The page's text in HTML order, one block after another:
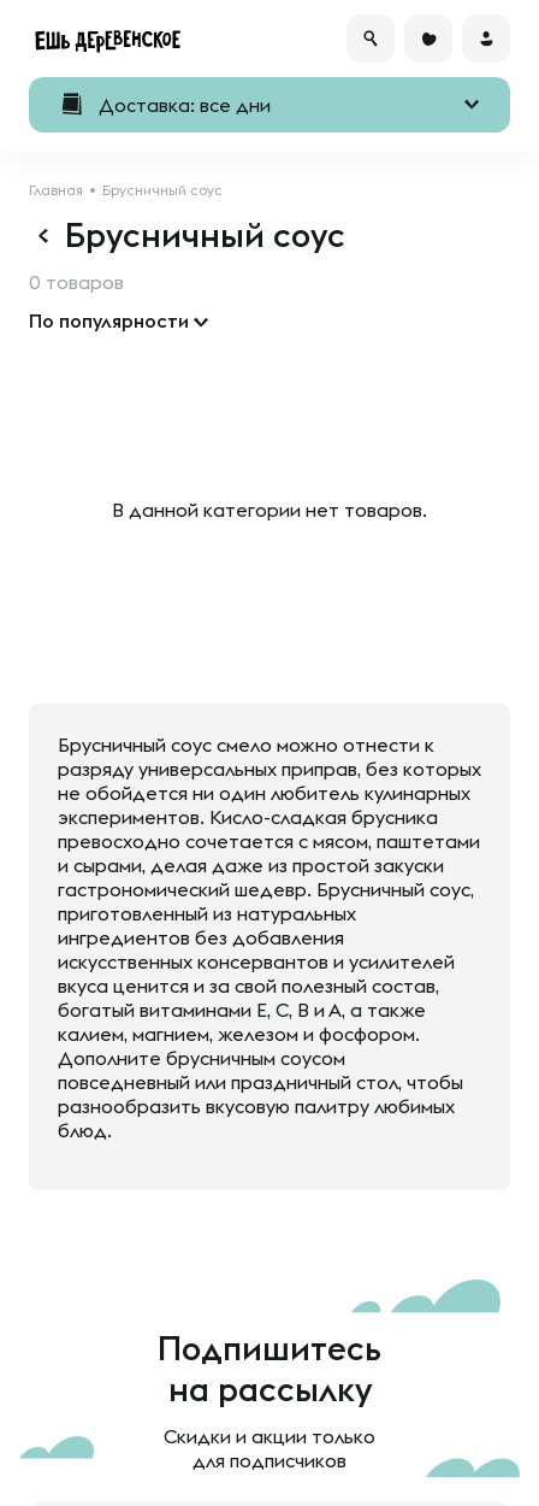
Доставка: все дни
Главная Брусничный соус
Брусничный соус
0 товаров
По популярности
В данной категории нет товаров.
Брусничный соус смело можно отнести к
разряду универсальных приправ, без которых
не обойдется ни один любитель кулинарных
экспериментов. Кисло-сладкая брусника
превосходно сочетается с мясом, паштетами
и сырами, делая даже из простой закуски
гастрономический шедевр. Брусничный соус,
приготовленный из натуральных
ингредиентов без добавления
искусственных консервантов и усилителей
вкуса ценится и за свой полезный состав,
богатый витаминами Е, С, В и А, а также
калием, магнием, железом и фосфором.
Дополните брусничным соусом
повседневный или праздничный стол, чтобы
разнообразить вкусовую палитру любимых
блюд.
Подпишитесь
на рассылку
Скидки и акции только
для подписчиков